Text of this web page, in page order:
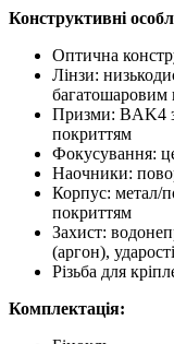
Конструктивні
Оптична
Лінзи:
багатошаровим
Призми: BAK4 з
покриттям
Фокусування:
Наочники:
Корпус: метал/
покриттям
Захист:
(аргон),
Різьба для
Комплектація: